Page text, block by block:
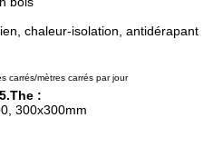
chaleur-isolation, antidérapant
carrés/mètres carrés par jour
:
300x300mm